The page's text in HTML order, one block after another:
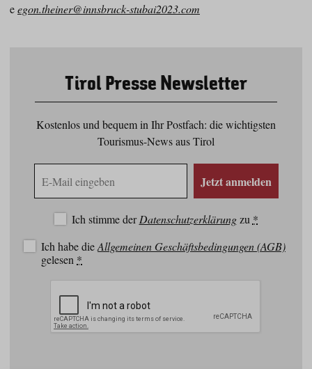
eegon.theiner@innsbruck-stubai2023.com
Tirol Presse Newsletter
Kostenlos und bequem in Ihr Postfach: die wichtigsten
Tourismus-News aus Tirol
Mail
Jetzt anmelden
Ich stimme derDatenschutzerklärungzu *
Ich habe dieAllgemeinen Geschäftsbedingungen (AGB)
gelesen *